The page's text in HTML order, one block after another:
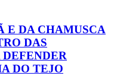
E DA CHAMUSCA
DAS
DO TEJO